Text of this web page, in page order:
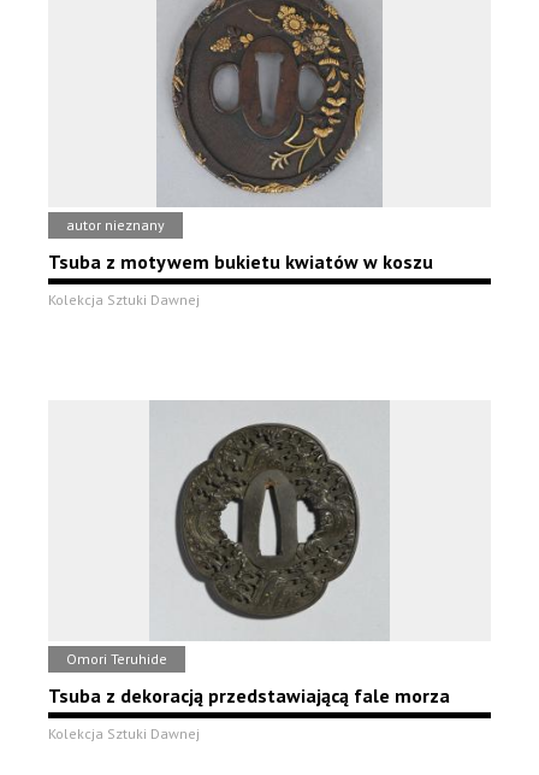
autor nieznany
Tsuba z motywem bukietu kwiatów w koszu
Kolekcja Sztuki Dawnej
Omori Teruhide
Tsuba z dekoracją przedstawiającą fale morza
Kolekcja Sztuki Dawnej